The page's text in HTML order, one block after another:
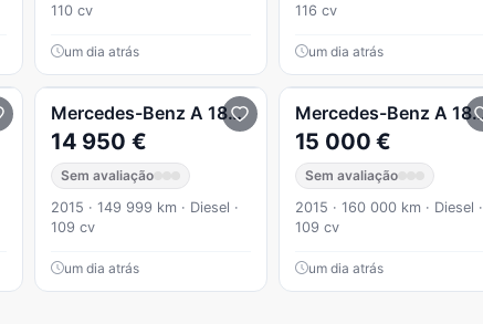
110 cv
um dia atrás
116 cv
um dia atrás
CDI (BlueEFFICIENCY) Urban
Mercedes-Benz A 180 D 7g-dct peak edition
14 950 €
Sem avaliação
2015 · 149 999 km · Diesel ·
109 cv
um dia atrás
Mercedes-Benz A 180
15 000 €
Sem avaliação
2015 · 160 000 km · Diesel ·
109 cv
um dia atrás